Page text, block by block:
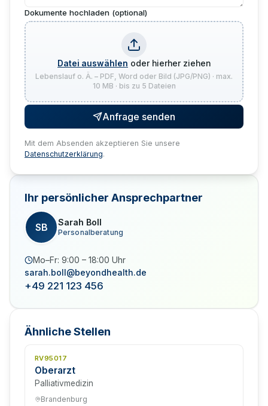
Dokumente hochladen (optional)
Datei auswählen oder hierher ziehen
Lebenslauf o. Ä. – PDF, Word oder Bild (JPG/PNG) · max.
10 MB · bis zu 5 Dateien
Anfrage senden
Mit dem Absenden akzeptieren Sie unsere
Datenschutzerklärung.
Ihr persönlicher Ansprechpartner
SB Sarah Boll
Personalberatung
Mo–Fr: 9:00 – 18:00 Uhr
sarah.boll@beyondhealth.de
+49 221 123 456
Ähnliche Stellen
RV95017
Oberarzt
Palliativmedizin
Brandenburg